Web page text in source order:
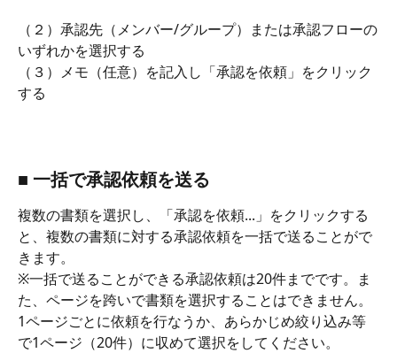
（２）承認先（メンバー/グループ）または承認フローの
いずれかを選択する
（３）メモ（任意）を記入し「承認を依頼」をクリック
する
■ 一括で承認依頼を送る
複数の書類を選択し、「承認を依頼...」をクリックする
と、複数の書類に対する承認依頼を一括で送ることがで
きます。
※一括で送ることができる承認依頼は20件までです。ま
た、ページを跨いで書類を選択することはできません。
1ページごとに依頼を行なうか、あらかじめ絞り込み等
で1ページ（20件）に収めて選択をしてください。